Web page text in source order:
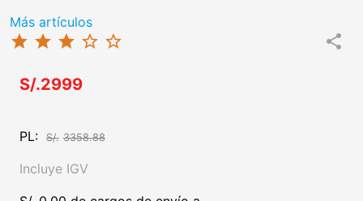
Más artículos
star star star star_border star_border share
S/.2999
PL: S/. 3358.88
Incluye IGV